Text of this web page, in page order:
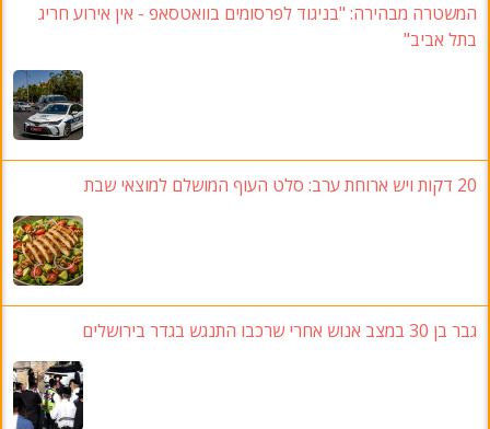
המשטרה מבהירה: "בניגוד לפרסומים בוואטסאפ - אין אירוע חריג
בתל אביב"
20 דקות ויש ארוחת ערב: סלט העוף המושלם למוצאי שבת
גבר בן 30 במצב אנוש אחרי שרכבו התנגש בגדר בירושלים